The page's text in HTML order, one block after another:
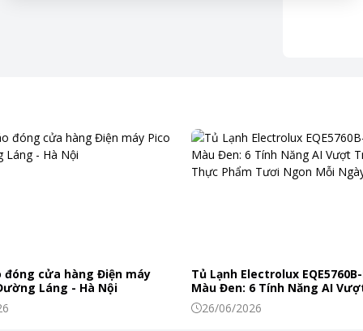
năng.
điều chỉnh công suất linh hoạt.
đóng cửa hàng Điện máy
Láng - Hà Nội
Tủ Lạnh Electrolux
Màu Đen: 6 Tính Năng AI
Khiến Thực Phẩm Tươi Ngon
26/06/2026